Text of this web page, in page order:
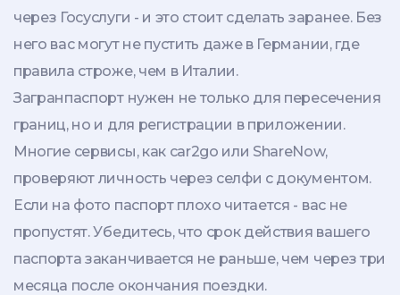
через Госуслуги - и это стоит сделать заранее. Без
него вас могут не пустить даже в Германии, где
правила строже, чем в Италии.
Загранпаспорт нужен не только для пересечения
границ, но и для регистрации в приложении.
Многие сервисы, как car2go или ShareNow,
проверяют личность через селфи с документом.
Если на фото паспорт плохо читается - вас не
пропустят. Убедитесь, что срок действия вашего
паспорта заканчивается не раньше, чем через три
месяца после окончания поездки.